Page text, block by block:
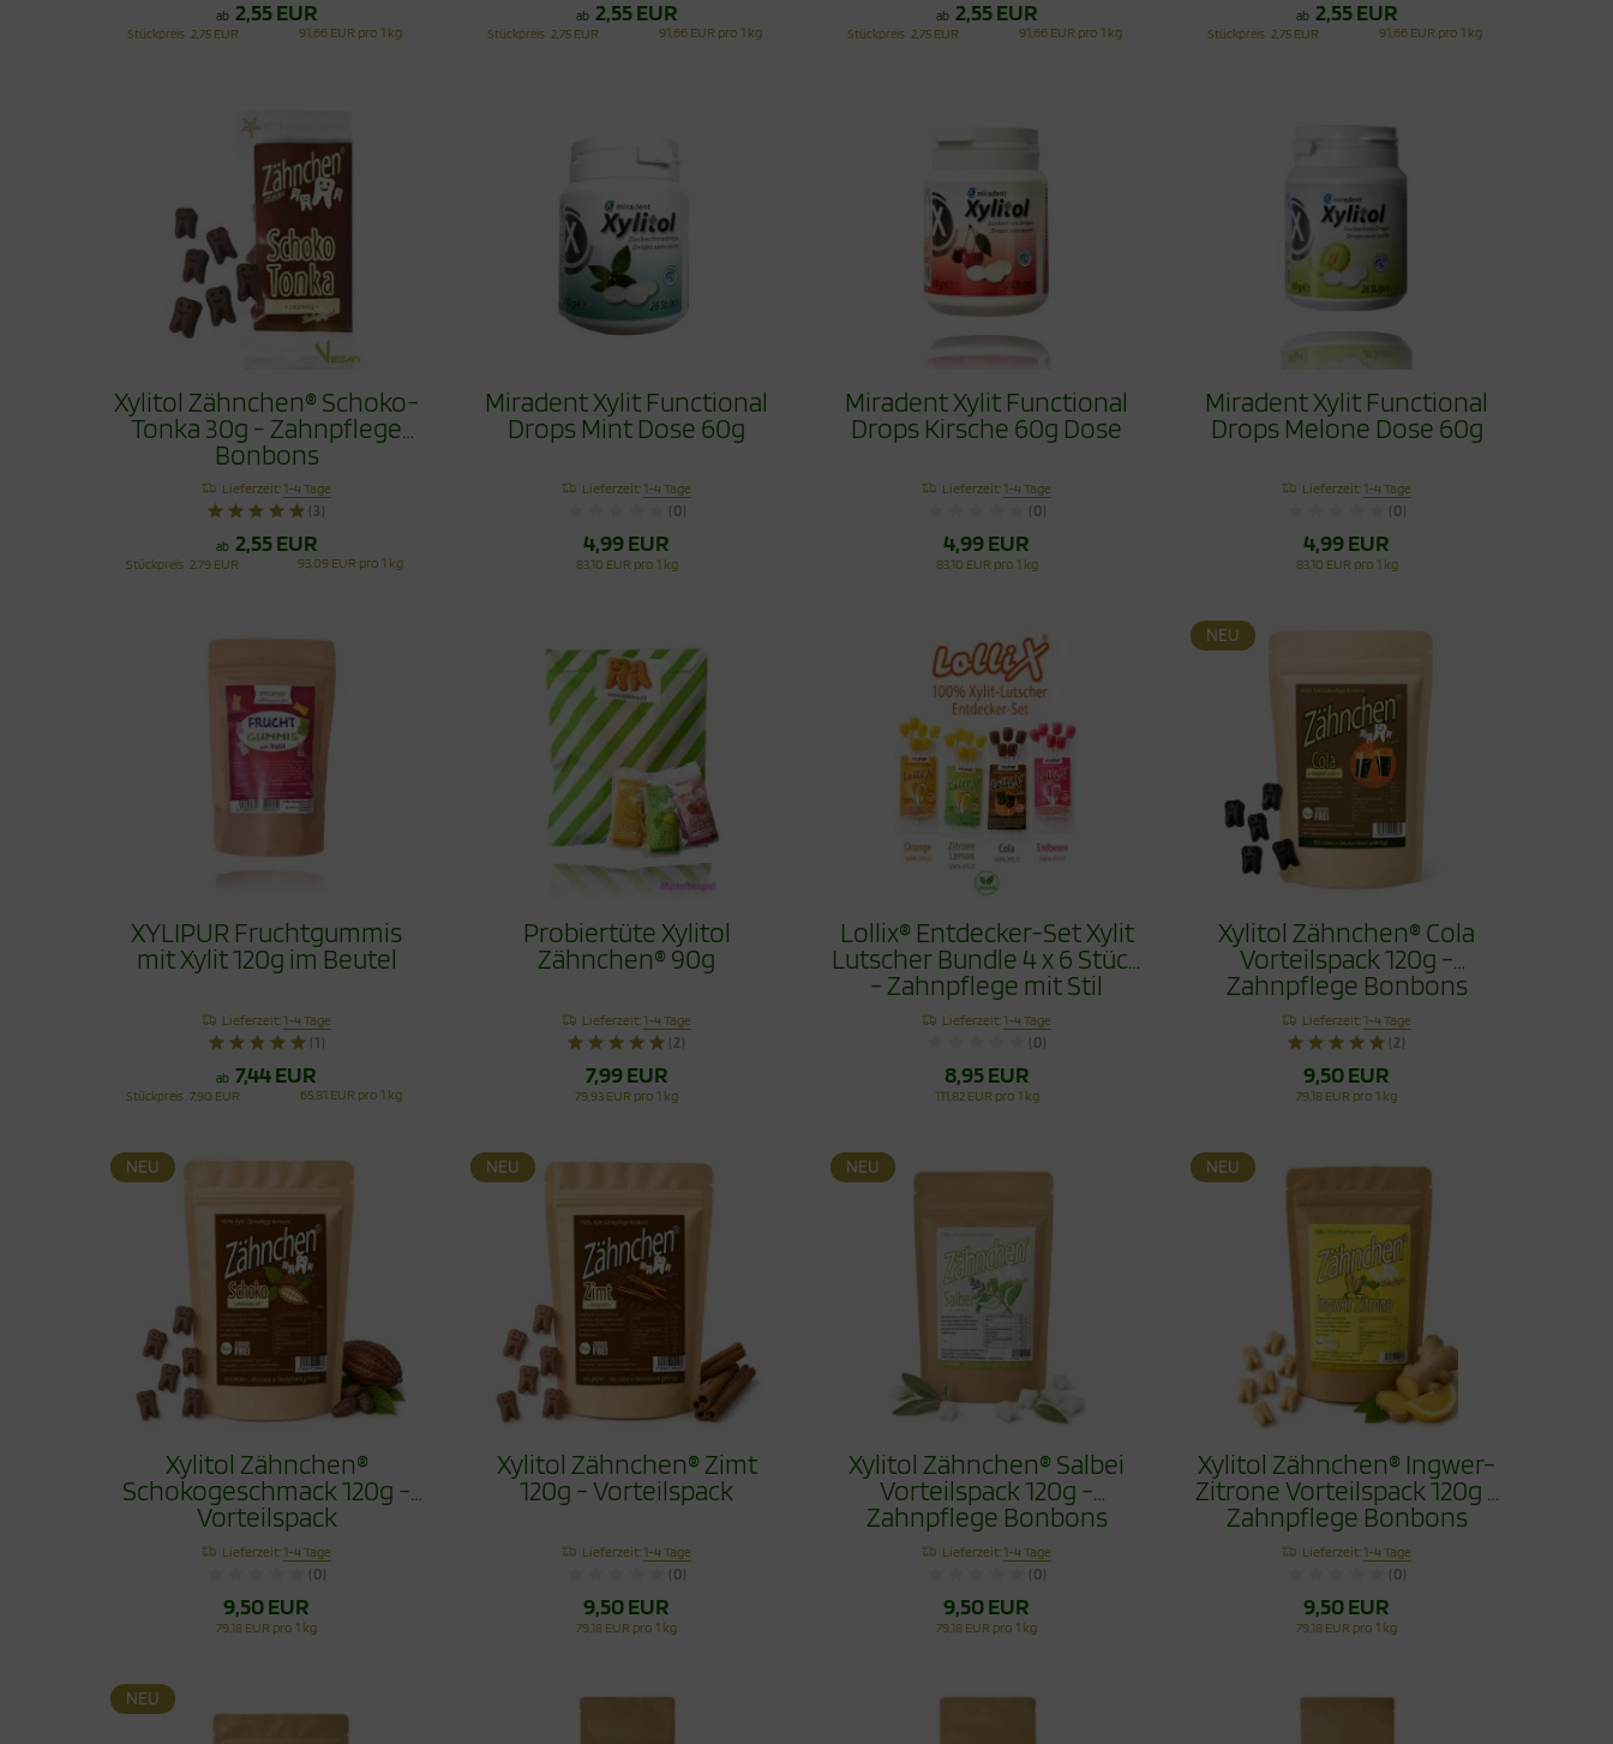
ab 2,55 EUR
Stückpreis 2,75 EUR 91,66 EUR pro 1 kg
ab 2,55 EUR
Stückpreis 2,75 EUR 91,66 EUR pro 1 kg
ab 2,55 EUR
Stückpreis 2,75 EUR 91,66 EUR pro 1 kg
ab 2,55 EUR
Stückpreis 2,75 EUR 91,66 EUR pro 1 kg
Xylitol Zähnchen® Schoko-
Tonka 30g - Zahnpflege
Bonbons
Lieferzeit:1-4 Tage
(3)
ab 2,55 EUR
Stückpreis 2,79 EUR 93,09 EUR pro 1 kg
Miradent Xylit Functional
Drops Mint Dose 60g
Lieferzeit:1-4 Tage
(0)
4,99 EUR
83,10 EUR pro 1 kg
Miradent Xylit Functional
Drops Kirsche 60g Dose
Lieferzeit:1-4 Tage
(0)
4,99 EUR
83,10 EUR pro 1 kg
Miradent Xylit Functional
Drops Melone Dose 60g
Lieferzeit:1-4 Tage
(0)
4,99 EUR
83,10 EUR pro 1 kg
XYLIPUR Fruchtgummis
mit Xylit 120g im Beutel
Lieferzeit:1-4 Tage
(1)
ab 7,44 EUR
Stückpreis 7,90 EUR 65,81 EUR pro 1 kg
Probiertüte Xylitol
Zähnchen® 90g
Lieferzeit:1-4 Tage
(2)
7,99 EUR
79,93 EUR pro 1 kg
Lollix® Entdecker-Set Xylit
Lutscher Bundle 4 x 6 Stück
- Zahnpflege mit Stil
Lieferzeit:1-4 Tage
(0)
8,95 EUR
111,82 EUR pro 1 kg
NEU
Xylitol Zähnchen® Cola
Vorteilspack 120g -
Zahnpflege Bonbons
Lieferzeit:1-4 Tage
(2)
9,50 EUR
79,18 EUR pro 1 kg
NEU
Xylitol Zähnchen®
Schokogeschmack 120g -
Vorteilspack
Lieferzeit:1-4 Tage
(0)
9,50 EUR
79,18 EUR pro 1 kg
NEU
Xylitol Zähnchen® Zimt
120g - Vorteilspack
Lieferzeit:1-4 Tage
(0)
9,50 EUR
79,18 EUR pro 1 kg
NEU
Xylitol Zähnchen® Salbei
Vorteilspack 120g -
Zahnpflege Bonbons
Lieferzeit:1-4 Tage
(0)
9,50 EUR
79,18 EUR pro 1 kg
NEU
Xylitol Zähnchen® Ingwer-
Zitrone Vorteilspack 120g -
Zahnpflege Bonbons
Lieferzeit:1-4 Tage
(0)
9,50 EUR
79,18 EUR pro 1 kg
NEU